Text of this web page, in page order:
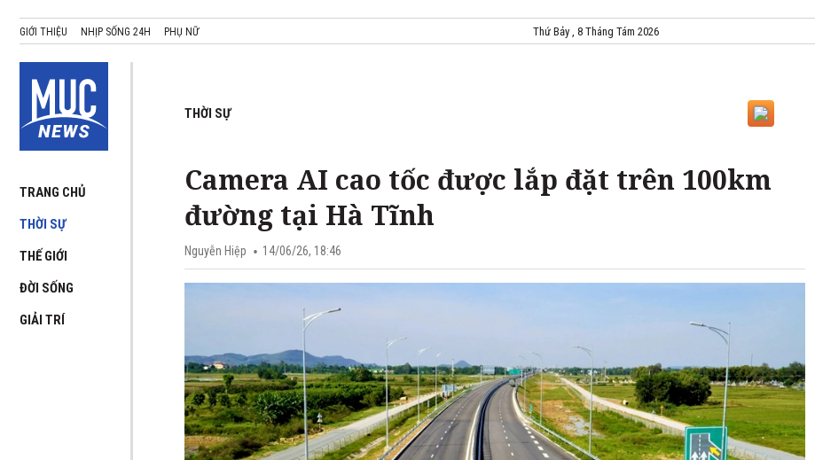
GIỚI THIỆU NHỊP SỐNG 24H PHỤ NỮ Thứ Bảy , 8 Tháng Tám 2026
TRANG CHỦ
THỜI SỰ
THẾ GIỚI
ĐỜI SỐNG
GIẢI TRÍ
THỜI SỰ
Camera AI cao tốc được lắp đặt trên 100km
đường tại Hà Tĩnh
Nguyễn Hiệp 14/06/26, 18:46